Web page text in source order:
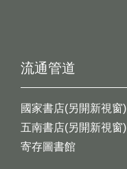
流通管道
國家書店(另開新視窗)
五南書店(另開新視窗)
寄存圖書館